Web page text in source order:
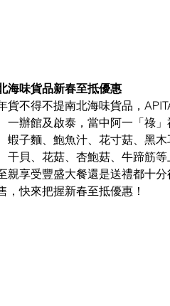
海味貨品新春至抵優惠
貨不得不提南北海味貨品，
一辦館及啟泰，當中阿一「祿
蝦子麵、鮑魚汁、花寸菇、黑
干貝、花菇、杏鮑菇、牛蹄筋
親享受豐盛大餐還是送禮都十
，快來把握新春至抵優惠！